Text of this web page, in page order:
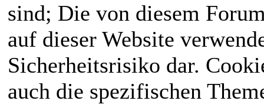
sind; Die von diesem
auf dieser Website
Sicherheitsrisiko dar.
auch die spezifischen